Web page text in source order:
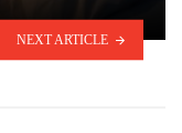
NEXT ARTICLE